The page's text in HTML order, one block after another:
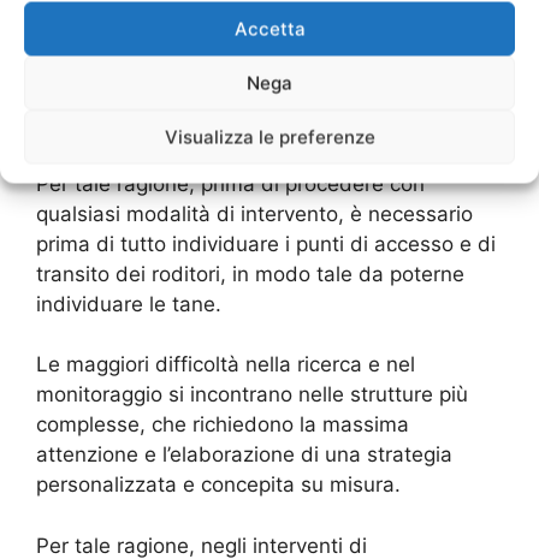
Accetta
Nega
Visualizza le preferenze
ad ambienti e temperature diverse, tendono a
raggrupparsi in famiglie e colonie e a scavare
tane e cunicoli in profondità, mostrandosi
all’esterno solo negli orari notturni.
Per tale ragione, prima di procedere con
qualsiasi modalità di intervento, è necessario
prima di tutto individuare i punti di accesso e di
transito dei roditori, in modo tale da poterne
individuare le tane.
Le maggiori difficoltà nella ricerca e nel
monitoraggio si incontrano nelle strutture più
complesse, che richiedono la massima
attenzione e l’elaborazione di una strategia
personalizzata e concepita su misura.
Per tale ragione, negli interventi di